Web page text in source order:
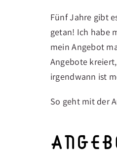
Fünf Jahre gibt
getan! Ich habe
mein Angebot
Angebote
irgendwann ist
So geht mit der